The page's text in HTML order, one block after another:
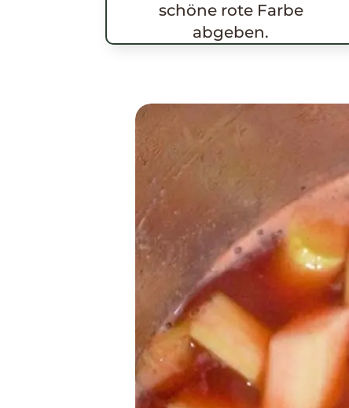
schöne rote Farbe
abgeben.